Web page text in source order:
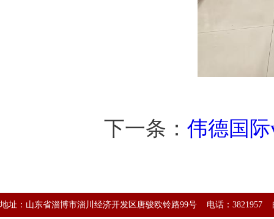
下一条： 伟德国
地址：山东省淄博市淄川经济开发区唐骏欧铃路99号 电话：3821957